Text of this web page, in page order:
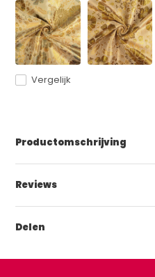
Vergelijk
Productomschrijving
Reviews
Delen